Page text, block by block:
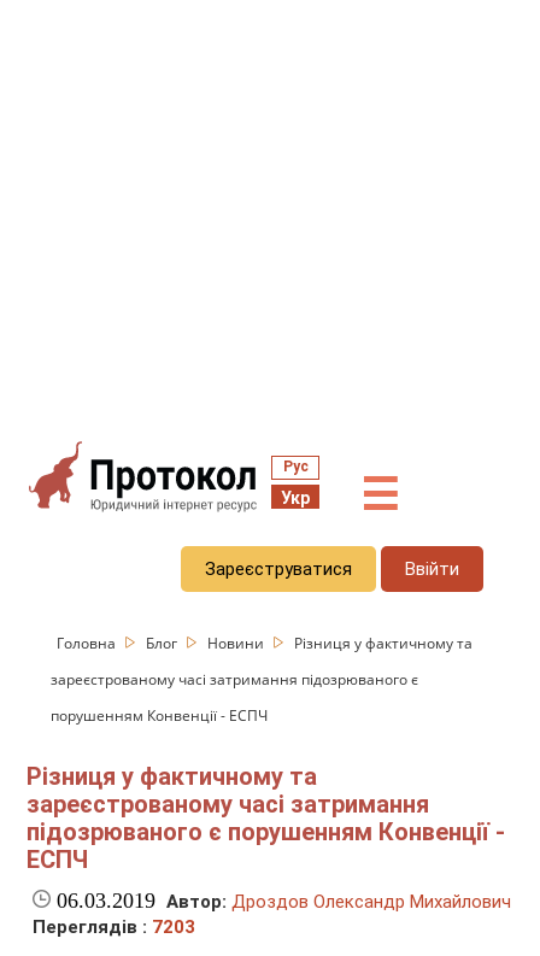
Рус
Укр ☰
Зареєструватися Ввійти
Головна Блог Новини
Різниця у фактичному та
зареєстрованому часі затримання підозрюваного є
порушенням Конвенції - ЕСПЧ
Різниця у фактичному та
зареєстрованому часі затримання
підозрюваного є порушенням Конвенції -
ЕСПЧ
06.03.2019 Автор: Дроздов Олександр Михайлович
Переглядів : 7203